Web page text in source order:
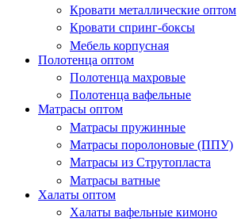
Кровати металлические оптом
Кровати спринг-боксы
Мебель корпусная
Полотенца оптом
Полотенца махровые
Полотенца вафельные
Матрасы оптом
Матрасы пружинные
Матрасы поролоновые (ППУ)
Матрасы из Струтопласта
Матрасы ватные
Халаты оптом
Халаты вафельные кимоно